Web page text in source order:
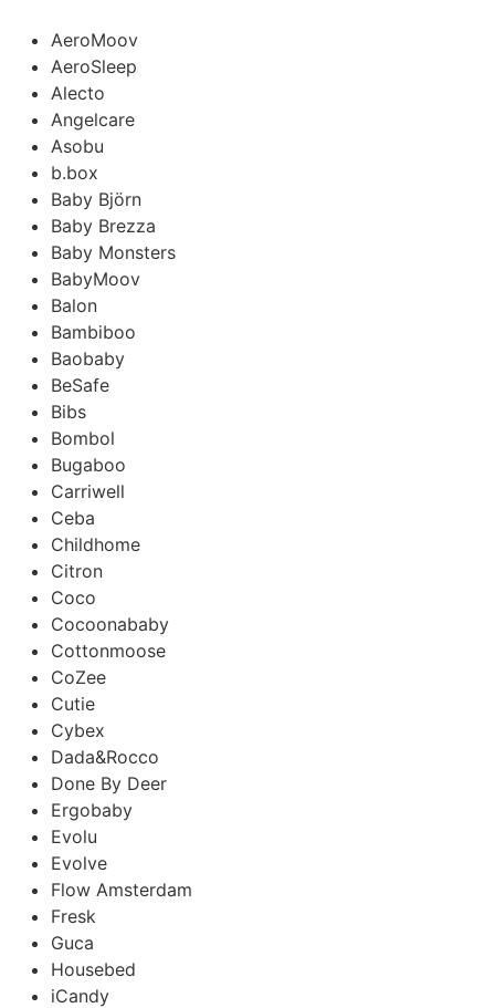
AeroMoov
AeroSleep
Alecto
Angelcare
Asobu
b.box
Baby Björn
Baby Brezza
Baby Monsters
BabyMoov
Balon
Bambiboo
Baobaby
BeSafe
Bibs
Bombol
Bugaboo
Carriwell
Ceba
Childhome
Citron
Coco
Cocoonababy
Cottonmoose
CoZee
Cutie
Cybex
Dada&Rocco
Done By Deer
Ergobaby
Evolu
Evolve
Flow Amsterdam
Fresk
Guca
Housebed
iCandy